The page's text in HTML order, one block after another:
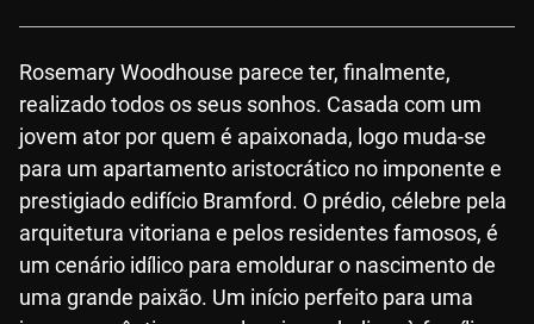
Rosemary Woodhouse parece ter, finalmente,
realizado todos os seus sonhos. Casada com um
jovem ator por quem é apaixonada, logo muda-se
para um apartamento aristocrático no imponente e
prestigiado edifício Bramford. O prédio, célebre pela
arquitetura vitoriana e pelos residentes famosos, é
um cenário idílico para emoldurar o nascimento de
uma grande paixão. Um início perfeito para uma